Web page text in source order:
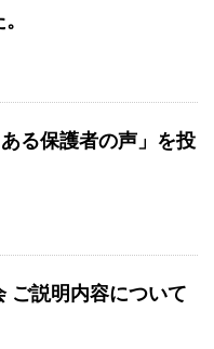
る保護者の声」を投
ご説明内容について